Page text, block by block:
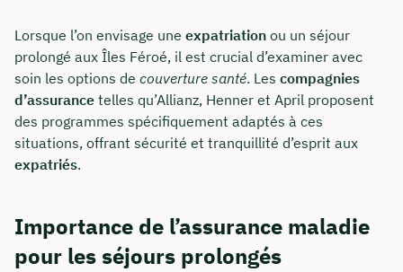
Lorsque l’on envisage une expatriation ou un séjour
prolongé aux Îles Féroé, il est crucial d’examiner avec
soin les options de couverture santé. Les compagnies
d’assurance telles qu’Allianz, Henner et April proposent
des programmes spécifiquement adaptés à ces
situations, offrant sécurité et tranquillité d’esprit aux
expatriés.
Importance de l’assurance maladie
pour les séjours prolongés